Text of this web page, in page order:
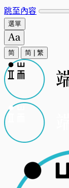
跳至內容
選單
简 简 繁